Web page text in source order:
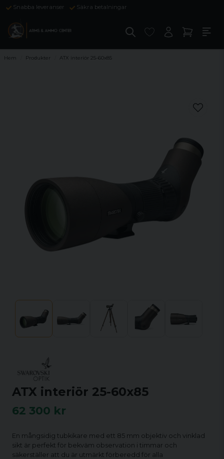
Snabba leveranser Säkra betalningar
Hem Produkter ATX interiör 25-60x85
ATX interiör 25-60x85
62 300 kr
En mångsidig tubkikare med ett 85 mm objektiv och vinklad
sikt är perfekt för bekväm observation i timmar och
säkerställer att du är utmärkt förberedd för alla